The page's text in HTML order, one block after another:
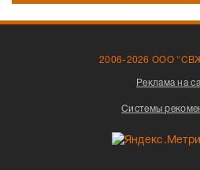
2006-2026 ООО
Реклама на
Системы